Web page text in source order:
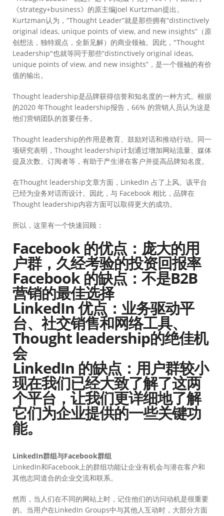
《strategy+business》的原主编Joel Kurtzman提出。
Kurtzman认为，“Thought Leader”就是那些拥有“distinctively
original ideas, unique points of view, and new insights”（原
创想法，独特观点，全新见解）的商业领袖。因此，"Thought
Leadership"也就等同于那些“distinctively original ideas,
unique points of view, and new insights”，是一个领袖的有价
值的输出。
Thought leadership是品牌获得信誉和知名度的一种方式。根据
的2020 年Thought leadership报告，66% 的营销人员认为这是
他们营销团队的首要任务。
Thought leadership的作用是教育、鼓励对话和推动行动。同一
项研究表明，Thought leadership计划通过增加网站流量、媒体
提及次数、订阅者等，有助于产生潜在客户并提高品牌知名度。
在Thought leadership文章方面，LinkedIn 占了上风。该平台
已经为业务对话而设计。因此，与 Facebook 相比，品牌在
Thought leadership内容方面可以取得更大的成功。
所以，这里有一个快速回顾：
Facebook 的优点：庞大的用
户群，久经考验的投资回报率
Facebook 的缺点：不是B2B
营销的最佳选择
LinkedIn 优点：业务驱动平
台、社交销售和网络工具、
Thought leadership的绝佳机
会
LinkedIn 的缺点：用户群较小
现在我们已经大致了解了这两
个平台，让我们更详细地了解
它们为企业提供的一些关键功
能。
LinkedIn群组与Facebook群组
LinkedIn和Facebook上的群组功能让企业有机会与潜在客户和
其他志同道合的企业交流和联系。
然而，当人们在不同的网站上时，记住他们的访问动机是很重要
的。当用户在LinkedIn Groups中与其他人互动时，大部分方面